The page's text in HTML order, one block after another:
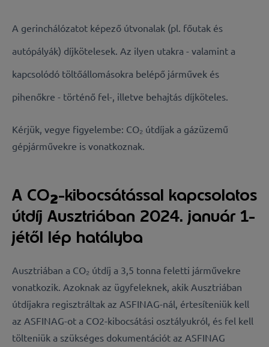
A gerinchálózatot képező útvonalak (pl. főutak és
autópályák) díjkötelesek. Az ilyen utakra - valamint a
kapcsolódó töltőállomásokra belépő járművek és
pihenőkre - történő fel-, illetve behajtás díjköteles.
Kérjük, vegye figyelembe: CO₂ útdíjak a gázüzemű
gépjárművekre is vonatkoznak.
A CO2-kibocsátással kapcsolatos
útdíj Ausztriában 2024. január 1-
jétől lép hatályba
Ausztriában a CO₂ útdíj a 3,5 tonna feletti járművekre
vonatkozik. Azoknak az ügyfeleknek, akik Ausztriában
útdíjakra regisztráltak az ASFINAG-nál, értesíteniük kell
az ASFINAG-ot a CO2-kibocsátási osztályukról, és fel kell
tölteniük a szükséges dokumentációt az ASFINAG